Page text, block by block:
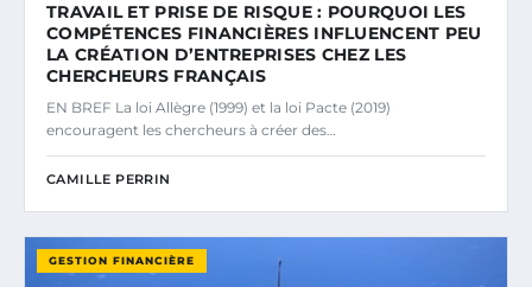
TRAVAIL ET PRISE DE RISQUE : POURQUOI LES
COMPÉTENCES FINANCIÈRES INFLUENCENT PEU
LA CRÉATION D’ENTREPRISES CHEZ LES
CHERCHEURS FRANÇAIS
EN BREF La loi Allègre (1999) et la loi Pacte (2019)
encouragent les chercheurs à créer des…
CAMILLE PERRIN
GESTION FINANCIÈRE